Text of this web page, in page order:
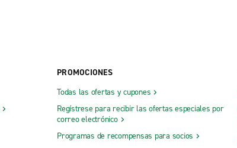
PROMOCIONES
Todas las ofertas y cupones
Regístrese para recibir las ofertas especiales por
correo electrónico
Programas de recompensas para socios